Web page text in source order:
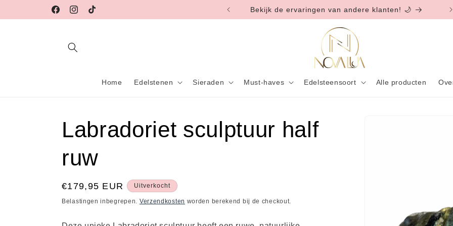
content
FacebookInstagram
TikTok
Bekijk de ervaringen van andere klanten! 🌙
Home Edelstenen Sieraden Must-haves Edelsteensoort Alle producten
Labradoriet sculptuur half
ruw
Normale
prijs
€179,95 EUR Uitverkocht
Belastingen inbegrepen. Verzendkosten worden berekend bij de checkout.